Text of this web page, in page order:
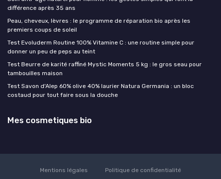
différence après 35 ans
Peau, cheveux, lèvres : le programme de réparation bio après les
premiers coups de soleil
Test Evoluderm Routine 100% Vitamine C : une routine simple pour
donner un peu de peps au teint
Test Beurre de karité raffiné Mystic Moments 5 kg : le gros seau pour
tambouilles maison
Test Savon d'Alep 60% olive 40% laurier Natura Germania : un bloc
costaud pour tout faire sous la douche
Mes cosmetiques bio
Mentions légales
Politique de confidentialité